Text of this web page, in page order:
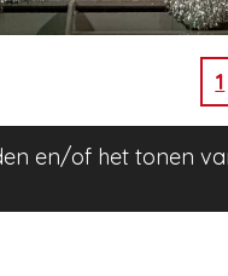
en/of het tonen
1